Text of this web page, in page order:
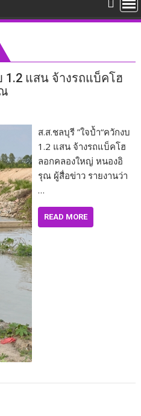
1.2 แสน จ้างรถแบ็คโฮ
ส.ส.ชลบุรี ”ใจป้ำ“ควักงบ
1.2 แสน จ้างรถแบ็คโฮ
ลอกคลองใหญ่ หนองอิ
รุณ ผู้สื่อข่าว รายงานว่า
…
READ MORE